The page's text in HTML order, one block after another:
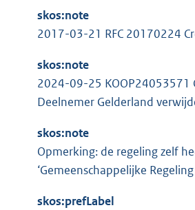
skos:note
2017-03-21 RFC 20170224
skos:note
2024-09-25 KOOP24053571
Deelnemer Gelderland
skos:note
Opmerking: de regeling zelf
‘Gemeenschappelijke
skos:prefLabel